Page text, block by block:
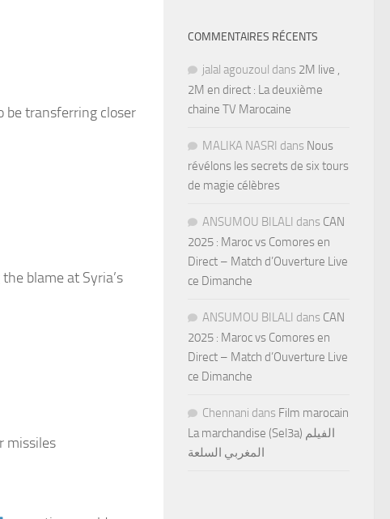
be transferring closer
blame at Syria’s
missiles
COMMENTAIRES RÉCENTS
jalal agouzoul dans 2M live ,
2M en direct : La deuxième
chaine TV Marocaine
MALIKA NASRI dans Nous
révélons les secrets de six tours
de magie célèbres
ANSUMOU BILALI dans CAN
2025 : Maroc vs Comores en
Direct – Match d’Ouverture Live
ce Dimanche
ANSUMOU BILALI dans CAN
2025 : Maroc vs Comores en
Direct – Match d’Ouverture Live
ce Dimanche
Chennani dans Film marocain
La marchandise (Sel3a) الفيلم
المغربي السلعة